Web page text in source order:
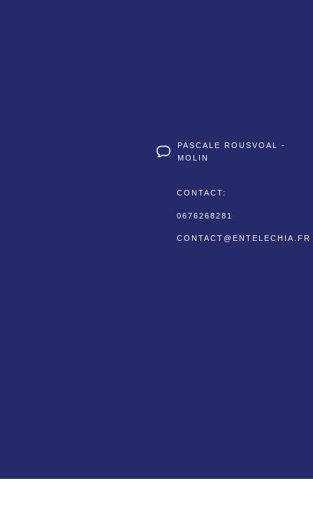
PASCALE ROUSVOAL -
MOLIN
CONTACT:
0676268281